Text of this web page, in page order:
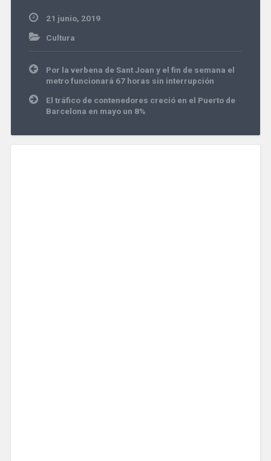
21 junio, 2019
Cultura
Navegación
de
entradas
Por la verbena de Sant Joan y el fin de semana el
metro funcionará 67 horas sin interrupción
El tráfico de contenedores creció en el Puerto de
Barcelona en mayo un 8%